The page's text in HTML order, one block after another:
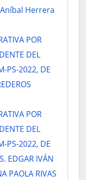
Aníbal Herrera
POR
DEL
PS-2022, DE
POR
DEL
PS-2022, DE
EDGAR IVÁN
PAOLA RIVAS